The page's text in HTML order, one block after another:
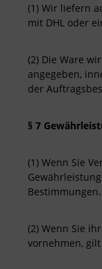
(1) Wir liefern
mit DHL oder
(2) Die Ware
angegeben,
der
§ 7
(1) Wenn Sie
Bestimmungen.
(2) Wenn Sie
vornehmen,